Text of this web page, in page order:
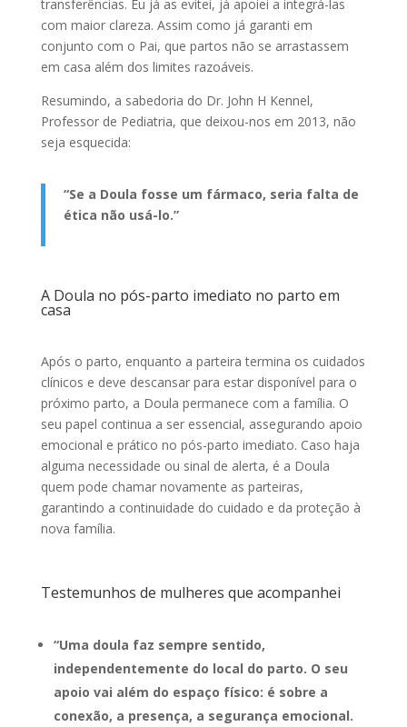
transferências. Eu já as evitei, já apoiei a integrá-las
com maior clareza. Assim como já garanti em
conjunto com o Pai, que partos não se arrastassem
em casa além dos limites razoáveis.
Resumindo, a sabedoria do Dr. John H Kennel,
Professor de Pediatria, que deixou-nos em 2013, não
seja esquecida:
“Se a Doula fosse um fármaco, seria falta de
ética não usá-lo.”
A Doula no pós-parto imediato no parto em
casa
Após o parto, enquanto a parteira termina os cuidados
clínicos e deve descansar para estar disponível para o
próximo parto, a Doula permanece com a família. O
seu papel continua a ser essencial, assegurando apoio
emocional e prático no pós-parto imediato. Caso haja
alguma necessidade ou sinal de alerta, é a Doula
quem pode chamar novamente as parteiras,
garantindo a continuidade do cuidado e da proteção à
nova família.
Testemunhos de mulheres que acompanhei
“Uma doula faz sempre sentido,
independentemente do local do parto. O seu
apoio vai além do espaço físico: é sobre a
conexão, a presença, a segurança emocional.